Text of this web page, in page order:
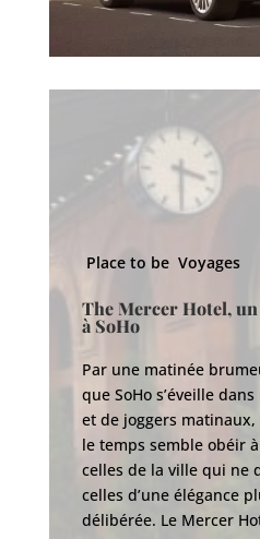
Place to be Voyages
The Mercer Hotel,
à SoHo
Par une matinée
que SoHo s’éveille
et de joggers
le temps semble obéir
celles de la ville qui ne
celles d’une élégance
délibérée. Le Mercer